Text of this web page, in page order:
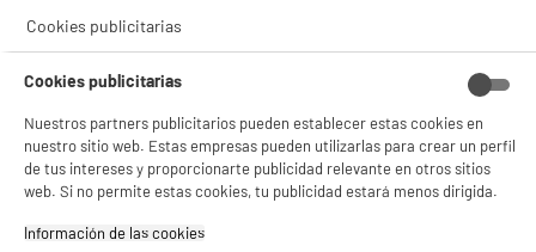
NO SOLO TENEMOS LOS MEJORES PRECIOS
101.669 opiniones
ELECTRO DEPOT
★★★★★
★★★★★
4,26
GARANTÍAS
Cookies publicitarias
Cookies publicitarias
Nuestros partners publicitarios pueden establecer estas cookies en
nuestro sitio web. Estas empresas pueden utilizarlas para crear un perfil
de tus intereses y proporcionarte publicidad relevante en otros sitios
web. Si no permite estas cookies, tu publicidad estará menos dirigida.
Información de las cookies‎